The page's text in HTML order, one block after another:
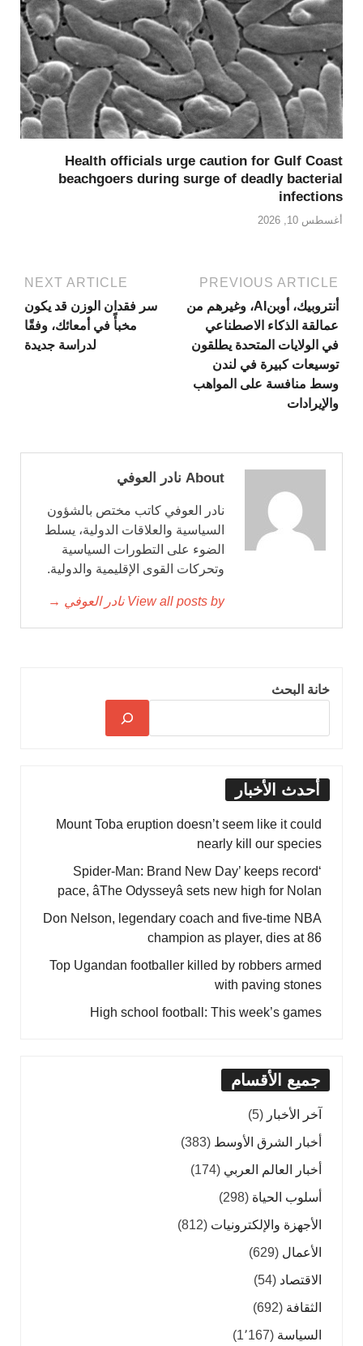
Health officials urge caution for Gulf Coast
beachgoers during surge of deadly bacterial
infections
أغسطس 10, 2026
PREVIOUS ARTICLE
أنتروبيك، أوبنAI، وغيرهم من
عمالقة الذكاء الاصطناعي
في الولايات المتحدة يطلقون
توسيعات كبيرة في لندن
وسط منافسة على المواهب
والإيرادات
NEXT ARTICLE
سر فقدان الوزن قد يكون
مخبأً في أمعائك، وفقًا
لدراسة جديدة
About نادر العوفي
نادر العوفي كاتب مختص بالشؤون
السياسية والعلاقات الدولية، يسلط
الضوء على التطورات السياسية
وتحركات القوى الإقليمية والدولية.
View all posts by نادر العوفي →
خانة البحث
أحدث الأخبار
Mount Toba eruption doesn’t seem like it could
nearly kill our species
‘Spider-Man: Brand New Day’ keeps record
pace, âThe Odysseyâ sets new high for Nolan
Don Nelson, legendary coach and five-time NBA
champion as player, dies at 86
Top Ugandan footballer killed by robbers armed
with paving stones
High school football: This week’s games
جميع الأقسام
آخر الأخبار (5)
أخبار الشرق الأوسط (383)
أخبار العالم العربي (174)
أسلوب الحياة (298)
الأجهزة والإلكترونيات (812)
الأعمال (629)
الاقتصاد (54)
الثقافة (692)
السياسة (1٬167)